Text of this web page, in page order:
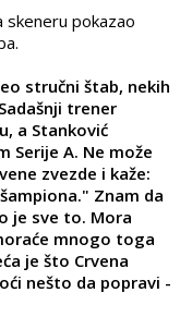
skeneru pokazao
stručni štab, nekih
trener
a Stanković
Serije A. Ne može
zvezde i kaže:
Znam da
je sve to. Mora
mnogo toga
je što Crvena
nešto da popravi -